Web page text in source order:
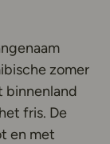
zomer
binnenland
fris. De
en met